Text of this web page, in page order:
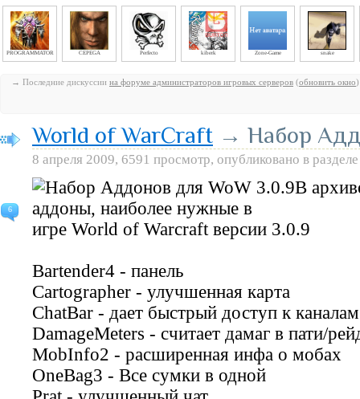
PROGRAMMATOR CEPEGA Perfecto kiberk Zone-Game snake
→ Последние дискуссии на форуме администраторов игровых серверов (обновить окно)
6
World of WarCraft → Набор
8 апреля 2009, 6591 просмотр, опубликовано в
В
аддоны, наиболее нужные в
игре World of Warcraft версии 3.0.9
Bartender4 - панель
Cartographer - улучшенная карта
ChatBar - дает быстрый доступ к каналам
DamageMeters - считает дамаг в пати/
MobInfo2 - расширенная инфа о мобах
OneBag3 - Все сумки в одной